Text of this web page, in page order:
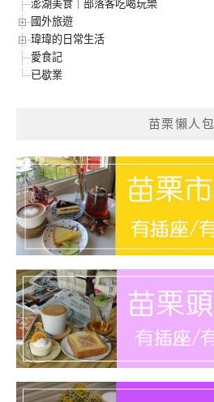
澎湖美食｜部落客吃喝玩樂
國外旅遊
瑋瑋的日常生活
愛食記
已歇業
苗栗懶人包